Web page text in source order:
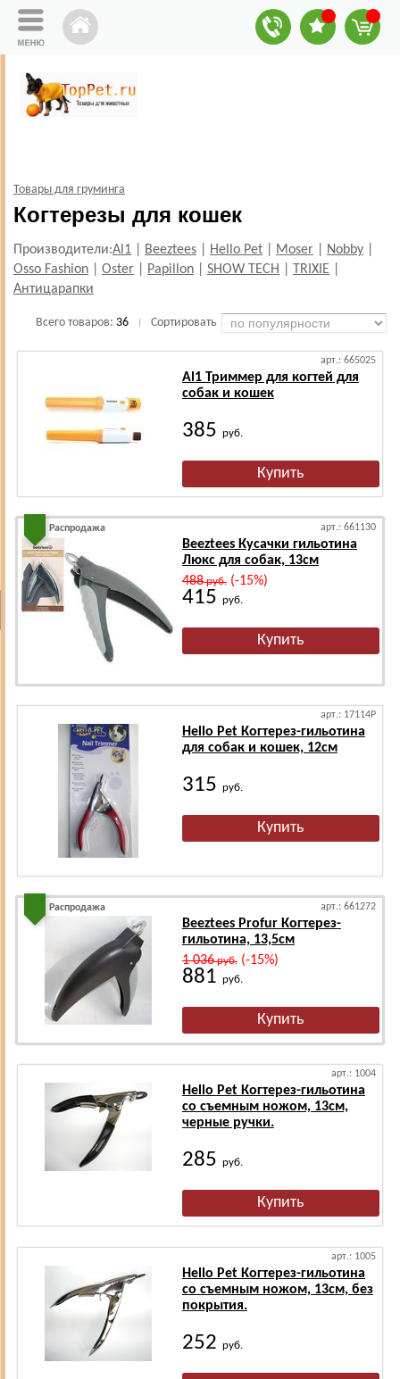
Товары для груминга
Когтерезы для кошек
Производители:Al1 Beeztees Hello Pet Moser Nobby
Osso Fashion
Oster Papillon SHOW TECH TRIXIE
Антицарапки
Всего товаров: 36 Сортировать
арт.: 665025
Al1 Триммер для когтей для
собак и кошек
385 руб.
Распродажа арт.: 661130
Beeztees Кусачки гильотина
Люкс для собак, 13см
488руб.(-15%)
415 руб.
арт.: 17114P
Hello Pet Когтерез-гильотина
для собак и кошек, 12см
315 руб.
Распродажа арт.: 661272
Beeztees Profur Когтерез-
гильотина, 13,5см
1 036руб.(-15%)
881 руб.
арт.: 1004
Hello Pet Когтерез-гильотина
со съемным ножом, 13см,
черные ручки.
285 руб.
арт.: 1005
Hello Pet Когтерез-гильотина
со съемным ножом, 13см, без
покрытия.
252 руб.